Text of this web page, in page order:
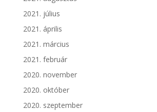
2021. július
2021. április
2021. március
2021. február
2020. november
2020. október
2020. szeptember